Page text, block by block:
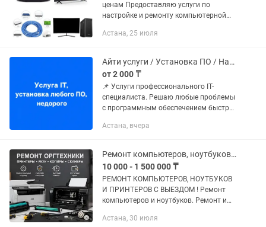
ценам Предоставляю услуги по
настройке и ремонту компьютерной
Мои услуги: •📶 Установка и настройка
Астана, 25 июля
Айти услуги / Установка ПО / Настройка ПК (НЕДОРОГО )
от 2 000 ₸
📌 Услуги профессионального IT-
специалиста. Решаю любые проблемы
с программным обеспечением быстро
городу (удаленно / с выездом). ✔
Астана, вчера
Ремонт компьютеров, ноутбуков и принтеров.
10 000 - 1 500 000 ₸
РЕМОНТ КОМПЬЮТЕРОВ, НОУТБУКОВ
И ПРИНТЕРОВ С ВЫЕЗДОМ ! Ремонт
компьютеров и ноутбуков. Ремонт и
и на дом Быстро, Качественно,
Астана, 30 июля